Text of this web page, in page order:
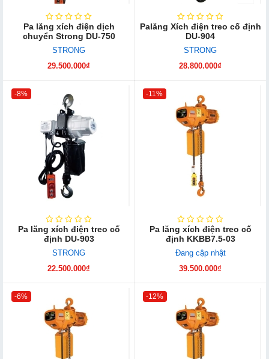
Pa lăng xích điện dịch
chuyển Strong DU-750
STRONG
29.500.000₫
Palăng Xích điện treo cố định
DU-904
STRONG
28.800.000₫
-8%
Pa lăng xích điện treo cố
định DU-903
STRONG
22.500.000₫
-11%
Pa lăng xích điện treo cố
định KKBB7.5-03
Đang cập nhật
39.500.000₫
-6% -12%